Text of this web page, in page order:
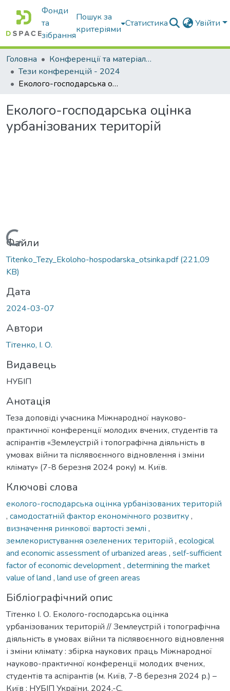
Фонди
та
зібрання
Пошук за
критеріями
Статистика Увійти
Головна
Конференції та матеріали конференцій
Тези конференцій - 2024
Еколого-господарська оцінка урбанізованих територій
Еколого-господарська оцінка
урбанізованих територій
Вантажиться...
Файли
Titenko_Tezy_Ekoloho-hospodarska_otsinka.pdf(221,09
KB)
Дата
2024-03-07
Автори
Тітенко, І. О.
Видавець
НУБІП
Анотація
Теза доповіді учасника Міжнародної науково-
практичної конференції молодих вчених, студентів та
аспірантів «Землеустрій і топографічна діяльність в
умовах війни та післявоєнного відновлення і зміни
клімату» (7-8 березня 2024 року) м. Київ.
Ключові слова
еколого-господарська оцінка урбанізованих територій
, самодостатній фактор економічного розвитку,
визначення ринкової вартості землі ,
землекористування озеленених територій , ecological
and economic assessment of urbanized areas , self-sufficient
factor of economic development, determining the market
value of land , land use of green areas
Бібліографічний опис
Тітенко І. О. Еколого-господарська оцінка
урбанізованих територій // Землеустрій і топографічна
діяльність в умовах війни та післявоєнного відновлення
і зміни клімату : збірка наукових праць Міжнародної
науково-практичної конференції молодих вчених,
студентів та аспірантів (м. Київ, 7-8 березня 2024 р.) –
Київ : НУБІП України, 2024.-С.